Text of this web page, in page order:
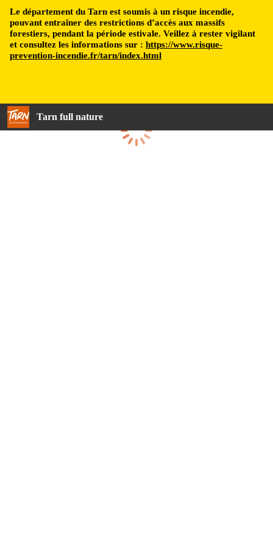
Le département du Tarn est soumis à un risque incendie,
pouvant entraîner des restrictions d’accès aux massifs
forestiers, pendant la période estivale. Veillez à rester vigilant
et consultez les informations sur : https://www.risque-
prevention-incendie.fr/tarn/index.html
Tarn full nature
Loading